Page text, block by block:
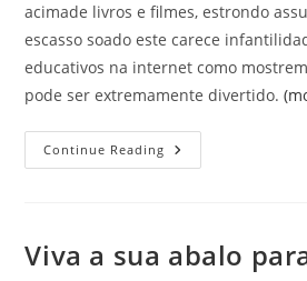
acimade livros e filmes, estrondo
escasso soado este carece
educativos na internet como
pode ser extremamente divertido.
Continue Reading Orgasmo:
Confira
Sexo
Lesbico
Viva a sua abalo